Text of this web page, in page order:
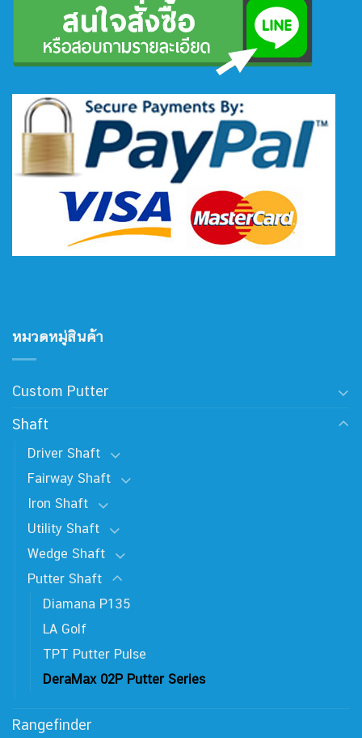
หมวดหมู่สินค้า
Custom Putter
Shaft
Driver Shaft
Fairway Shaft
Iron Shaft
Utility Shaft
Wedge Shaft
Putter Shaft
Diamana P135
LA Golf
TPT Putter Pulse
DeraMax 02P Putter Series
Rangefinder